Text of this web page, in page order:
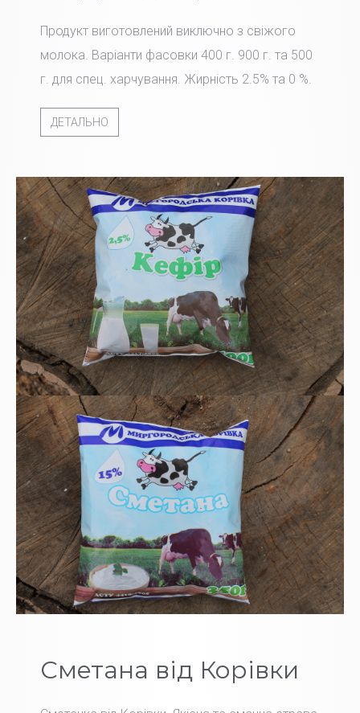
Продукт виготовлений виключно з свіжого
молока. Варіанти фасовки 400 г. 900 г. та 500
г. для спец. харчування. Жирність 2.5% та 0 %.
ДЕТАЛЬНО
Сметана від Корівки